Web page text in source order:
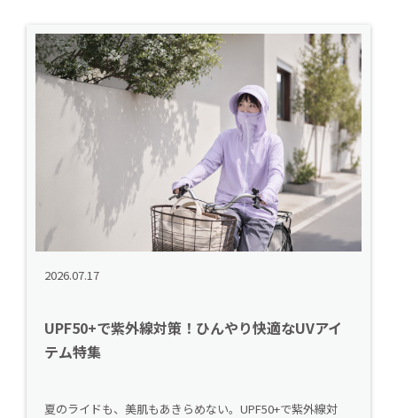
2026.07.17
UPF50+で紫外線対策！ひんやり快適なUVアイ
テム特集
夏のライドも、美肌もあきらめない。UPF50+で紫外線対